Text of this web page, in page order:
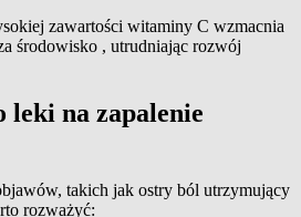
zawartości witaminy C wzmacnia
środowisko , utrudniając rozwój
leki na zapalenie
takich jak ostry ból utrzymujący
rozważyć: